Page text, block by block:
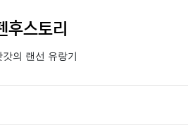
후스토리
갓의 랜선 유랑기